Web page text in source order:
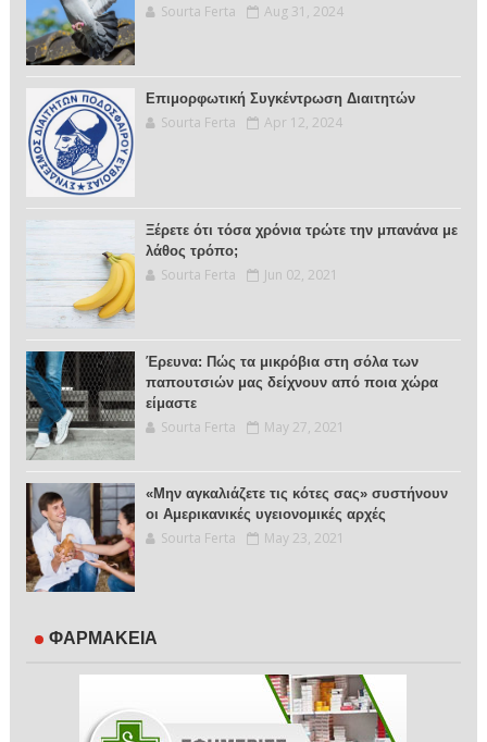
Sourta Ferta Aug 31, 2024
Επιμορφωτική Συγκέντρωση Διαιτητών
Sourta Ferta Apr 12, 2024
Ξέρετε ότι τόσα χρόνια τρώτε την μπανάνα με
λάθος τρόπο;
Sourta Ferta Jun 02, 2021
Έρευνα: Πώς τα μικρόβια στη σόλα των
παπουτσιών μας δείχνουν από ποια χώρα
είμαστε
Sourta Ferta May 27, 2021
«Μην αγκαλιάζετε τις κότες σας» συστήνουν
οι Αμερικανικές υγειονομικές αρχές
Sourta Ferta May 23, 2021
ΦΑΡΜΑΚΕΙΑ